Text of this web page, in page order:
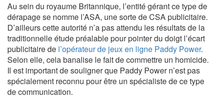
Au sein du royaume Britannique, l’entité gérant ce type de
dérapage se nomme l’ASA, une sorte de CSA publicitaire.
D’ailleurs cette autorité n’a pas attendu les résultats de la
traditionnelle étude préalable pour pointer du doigt l’écart
publicitaire de l’opérateur de jeux en ligne Paddy Power.
Selon elle, cela banalise le fait de commettre un homicide.
Il est important de souligner que Paddy Power n’est pas
spécialement reconnu pour être un spécialiste de ce type
de communication.